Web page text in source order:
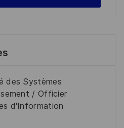
des Systèmes
/ Officier
d'Information